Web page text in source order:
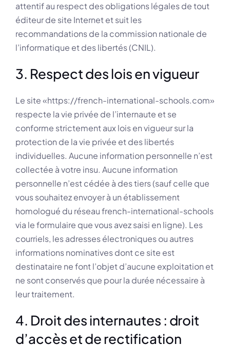
attentif au respect des obligations légales de tout
éditeur de site Internet et suit les
recommandations de la commission nationale de
l’informatique et des libertés (CNIL).
3. Respect des lois en vigueur
Le site «https://french-international-schools.com»
respecte la vie privée de l’internaute et se
conforme strictement aux lois en vigueur sur la
protection de la vie privée et des libertés
individuelles. Aucune information personnelle n’est
collectée à votre insu. Aucune information
personnelle n’est cédée à des tiers (sauf celle que
vous souhaitez envoyer à un établissement
homologué du réseau french-international-schools
via le formulaire que vous avez saisi en ligne). Les
courriels, les adresses électroniques ou autres
informations nominatives dont ce site est
destinataire ne font l’objet d’aucune exploitation et
ne sont conservés que pour la durée nécessaire à
leur traitement.
4. Droit des internautes : droit
d’accès et de rectification